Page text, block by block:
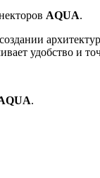
AQUA.
удобство и
.